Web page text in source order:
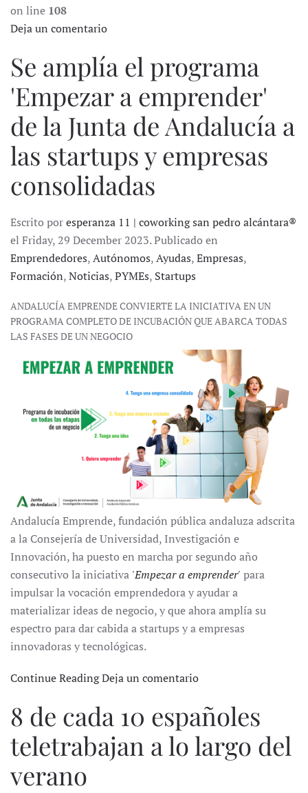
on line 108
Deja un comentario
Se amplía el programa
'Empezar a emprender'
de la Junta de Andalucía a
las startups y empresas
consolidadas
Escrito poresperanza 11 | coworking san pedro alcántara®
el Friday, 29 December 2023. Publicado en
Emprendedores,Autónomos,Ayudas,Empresas,
Formación,Noticias,PYMEs, Startups
ANDALUCÍA EMPRENDE CONVIERTE LA INICIATIVA EN UN
PROGRAMA COMPLETO DE INCUBACIÓN QUE ABARCA TODAS
LAS FASES DE UN NEGOCIO
Andalucía Emprende, fundación pública andaluza adscrita
a la Consejería de Universidad, Investigación e
Innovación, ha puesto en marcha por segundo año
consecutivo la iniciativa 'Empezar a emprender' para
impulsar la vocación emprendedora y ayudar a
materializar ideas de negocio, y que ahora amplía su
espectro para dar cabida a startups y a empresas
innovadoras y tecnológicas.
Continue ReadingDeja un comentario
8 de cada 10 españoles
teletrabajan a lo largo del
verano